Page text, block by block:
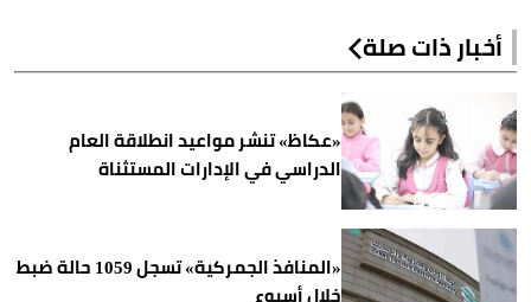
أخبار ذات صلة
«عكاظ» تنشر مواعيد انطلاقة العام
الدراسي في الإدارات المستثناة
«المنافذ الجمركية» تسجل 1059 حالة ضبط